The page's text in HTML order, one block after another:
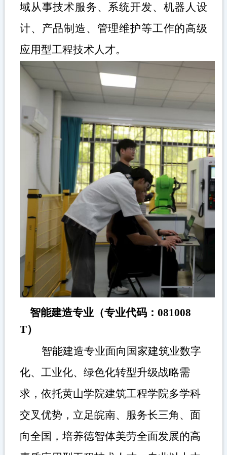
域从事技术服务、系统开发、机器人设
计、产品制造、管理维护等工作的高级
应用型工程技术人才。
智能建造专业（专业代码： 081008
T）
智能建造专业面向国家建筑业数字
化、工业化、绿色化转型升级战略需
求，依托黄山学院建筑工程学院多学科
交叉优势，立足皖南、服务长三角、面
向全国，培养德智体美劳全面发展的高